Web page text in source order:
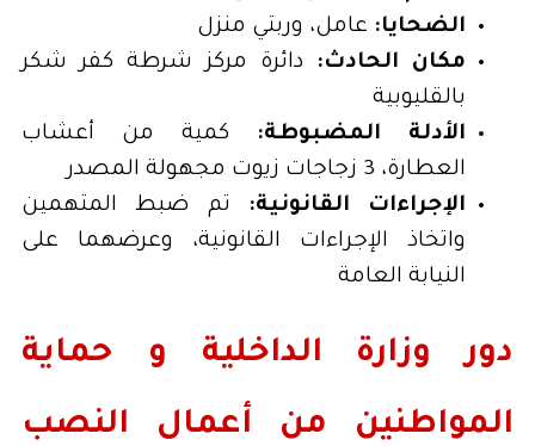
الضحايا: عامل، وربتي منزل
مكان الحادث: دائرة مركز شرطة كفر شكر
بالقليوبية
الأدلة المضبوطة: كمية من أعشاب
العطارة، 3 زجاجات زيوت مجهولة المصدر
الإجراءات القانونية:
تم ضبط المتهمين
واتخاذ الإجراءات القانونية، وعرضهما على
النيابة العامة
دور وزارة الداخلية و حماية
المواطنين من أعمال النصب